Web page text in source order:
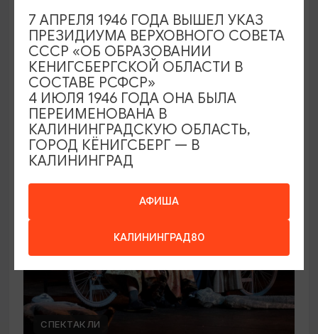
КОНЦЕРТЫ
Игорь Саруханов
19.09.2026 18:00
Светлогорск, Театр эстрады «Янтарь-холл»
ОТ 500₽ ПУШКИНСКАЯ КАРТА
СПЕКТАКЛИ
АФИША
КАЛИНИНГРАД80
7 АПРЕЛЯ 1946 ГОДА ВЫШЕЛ УКАЗ
ПРЕЗИДИУМА ВЕРХОВНОГО СОВЕТА
СССР «ОБ ОБРАЗОВАНИИ
КЕНИГСБЕРГСКОЙ ОБЛАСТИ В
СОСТАВЕ РСФСР»
4 ИЮЛЯ 1946 ГОДА ОНА БЫЛА
ПЕРЕИМЕНОВАНА В
КАЛИНИНГРАДСКУЮ ОБЛАСТЬ,
ГОРОД КЁНИГСБЕРГ — В
КАЛИНИНГРАД